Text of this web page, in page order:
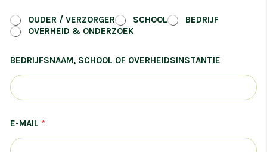
D
o
g
o
e
OUDER / VERZORGER SCHOOL
BEDRIJF
OVERHEID & ONDERZOEK
BEDRIJFSNAAM, SCHOOL OF OVERHEIDSINSTANTIE
E-MAIL *